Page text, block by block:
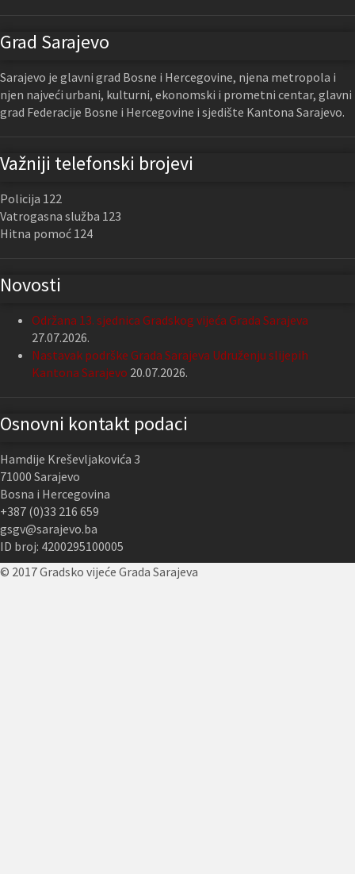
Grad Sarajevo
Sarajevo je glavni grad Bosne i Hercegovine, njena metropola i
njen najveći urbani, kulturni, ekonomski i prometni centar, glavni
grad Federacije Bosne i Hercegovine i sjedište Kantona Sarajevo.
Važniji telefonski brojevi
Policija 122
Vatrogasna služba 123
Hitna pomoć 124
Novosti
Održana 13. sjednica Gradskog vijeća Grada Sarajeva
27.07.2026.
Nastavak podrške Grada Sarajeva Udruženju slijepih
Kantona Sarajevo 20.07.2026.
Osnovni kontakt podaci
Hamdije Kreševljakovića 3
71000 Sarajevo
Bosna i Hercegovina
+387 (0)33 216 659
gsgv@sarajevo.ba
ID broj: 4200295100005
© 2017 Gradsko vijeće Grada Sarajeva